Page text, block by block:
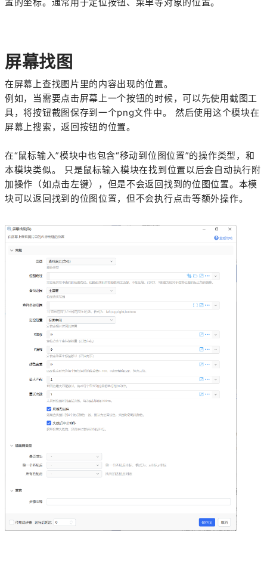
屏幕找图
在屏幕上查找图片里的内容出现的位置。
例如，当需要点击屏幕上一个按钮的时候，可以先使用截图工
具，将按钮截图保存到一个png文件中。 然后使用这个模块在
屏幕上搜索，返回按钮的位置。
在“鼠标输入”模块中也包含“移动到位图位置”的操作类型，和
本模块类似。 只是鼠标输入模块在找到位置以后会自动执行附
加操作（如点击左键），但是不会返回找到的位图位置。本模
块可以返回找到的位图位置，但不会执行点击等额外操作。